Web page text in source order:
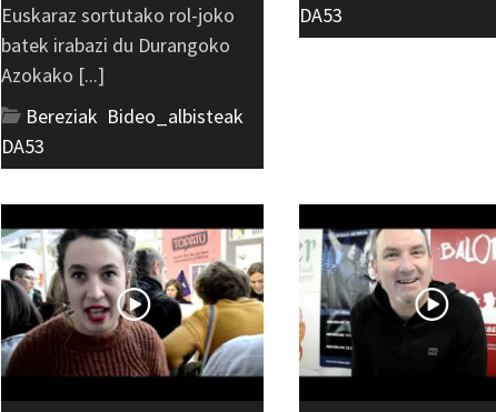
Euskaraz sortutako rol-joko
batek irabazi du Durangoko
Azokako [...]
Bereziak Bideo_albisteak
DA53
DA53